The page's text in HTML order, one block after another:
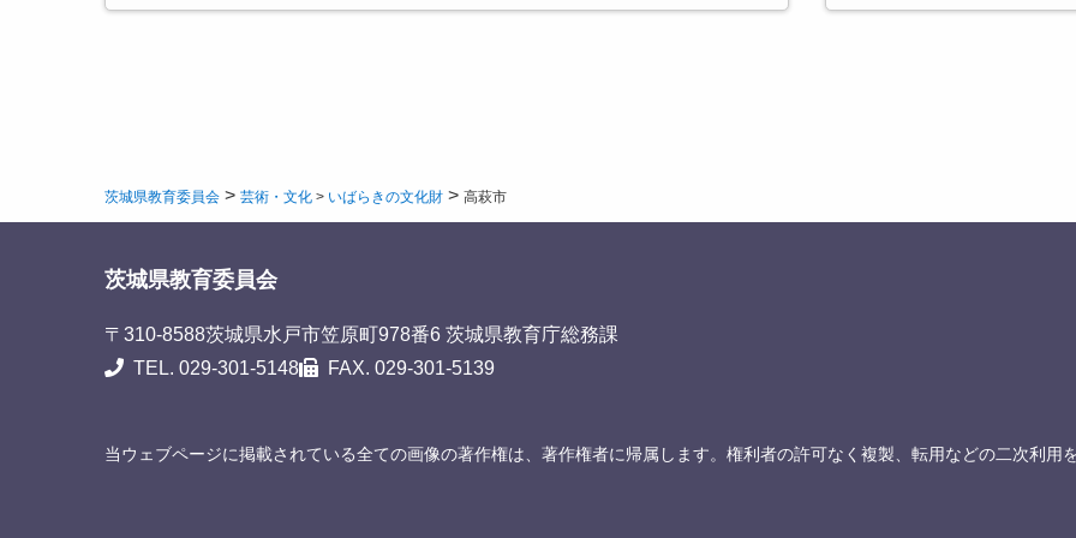
茨城県教育委員会 > 芸術・文化 > いばらきの文化財 > 高萩市
茨城県教育委員会
〒310-8588茨城県水戸市笠原町978番6 茨城県教育庁総務課
TEL. 029-301-5148
FAX. 029-301-5139
当ウェブページに掲載されている全ての画像の著作権は、著作権者に帰属します。権利者の許可なく複製、転用などの二次利用